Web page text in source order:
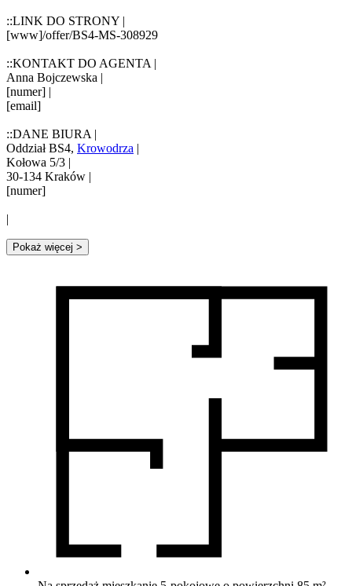
::LINK DO STRONY |
[www]/offer/BS4-MS-308929
::KONTAKT DO AGENTA |
Anna Bojczewska |
[numer] |
[email]
::DANE BIURA |
Oddział BS4, Krowodrza |
Kołowa 5/3 |
30-134 Kraków |
[numer]
|
Pokaż więcej >